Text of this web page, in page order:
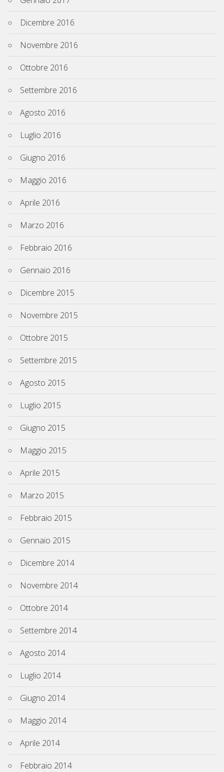
Dicembre 2016
Novembre 2016
Ottobre 2016
Settembre 2016
Agosto 2016
Luglio 2016
Giugno 2016
Maggio 2016
Aprile 2016
Marzo 2016
Febbraio 2016
Gennaio 2016
Dicembre 2015
Novembre 2015
Ottobre 2015
Settembre 2015
Agosto 2015
Luglio 2015
Giugno 2015
Maggio 2015
Aprile 2015
Marzo 2015
Febbraio 2015
Gennaio 2015
Dicembre 2014
Novembre 2014
Ottobre 2014
Settembre 2014
Agosto 2014
Luglio 2014
Giugno 2014
Maggio 2014
Aprile 2014
Febbraio 2014